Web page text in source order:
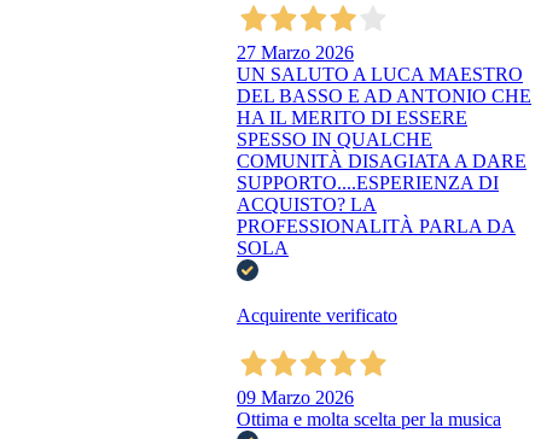
27 Marzo 2026
UN SALUTO A LUCA MAESTRO
DEL BASSO E AD ANTONIO CHE
HA IL MERITO DI ESSERE
SPESSO IN QUALCHE
COMUNITÀ DISAGIATA A DARE
SUPPORTO....ESPERIENZA DI
ACQUISTO? LA
PROFESSIONALITÀ PARLA DA
SOLA
Acquirente verificato
09 Marzo 2026
Ottima e molta scelta per la musica